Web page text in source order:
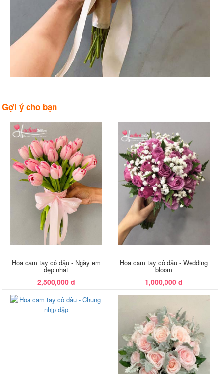
Gợi ý cho bạn
Hoa cầm tay cô dâu - Ngày em
đẹp nhất
2,500,000 đ
Hoa cầm tay cô dâu - Wedding
bloom
1,000,000 đ